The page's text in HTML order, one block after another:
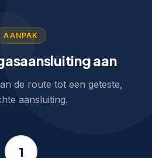
AANPAK
aan
de route tot een geteste,
aansluiting.
1